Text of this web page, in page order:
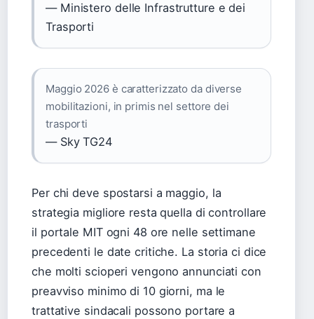
— Ministero delle Infrastrutture e dei
Trasporti
Maggio 2026 è caratterizzato da diverse
mobilitazioni, in primis nel settore dei
trasporti
— Sky TG24
Per chi deve spostarsi a maggio, la
strategia migliore resta quella di controllare
il portale MIT ogni 48 ore nelle settimane
precedenti le date critiche. La storia ci dice
che molti scioperi vengono annunciati con
preavviso minimo di 10 giorni, ma le
trattative sindacali possono portare a